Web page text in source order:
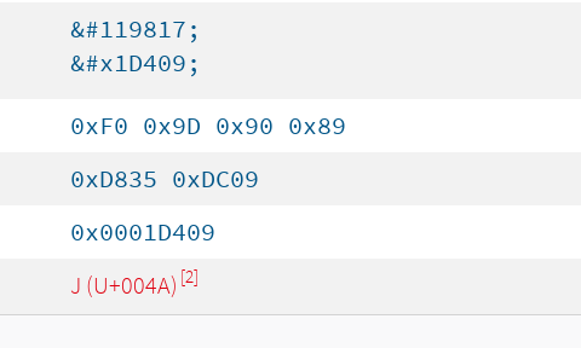
&#119817;
&#x1D409;
0xF0 0x9D 0x90 0x89
0xD835 0xDC09
0x0001D409
J (U+004A) [2]